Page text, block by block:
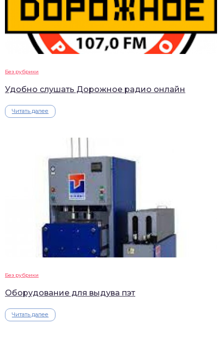
Без рубрики
Удобно слушать Дорожное радио онлайн
Читать далее
Без рубрики
Оборудование для выдува пэт
Читать далее